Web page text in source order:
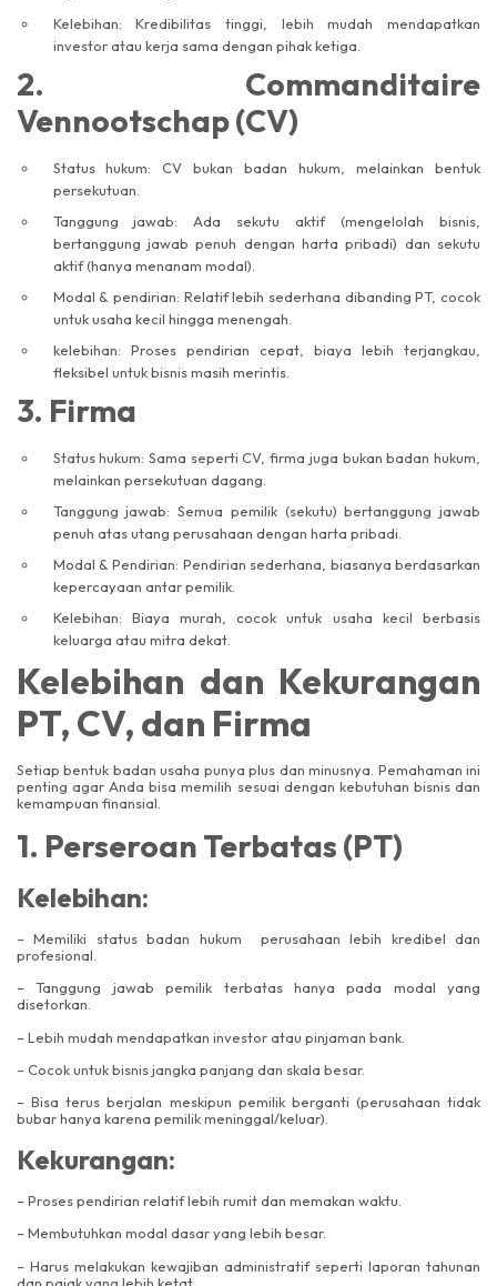
Kelebihan: Kredibilitas tinggi, lebih mudah mendapatkan
investor atau kerja sama dengan pihak ketiga.
2. Commanditaire
Vennootschap (CV)
Status hukum: CV bukan badan hukum, melainkan bentuk
persekutuan.
Tanggung jawab: Ada sekutu aktif (mengelolah bisnis,
bertanggung jawab penuh dengan harta pribadi) dan sekutu
aktif (hanya menanam modal).
Modal & pendirian: Relatif lebih sederhana dibanding PT, cocok
untuk usaha kecil hingga menengah.
kelebihan: Proses pendirian cepat, biaya lebih terjangkau,
fleksibel untuk bisnis masih merintis.
3. Firma
Status hukum: Sama seperti CV, firma juga bukan badan hukum,
melainkan persekutuan dagang.
Tanggung jawab: Semua pemilik (sekutu) bertanggung jawab
penuh atas utang perusahaan dengan harta pribadi.
Modal & Pendirian: Pendirian sederhana, biasanya berdasarkan
kepercayaan antar pemilik.
Kelebihan: Biaya murah, cocok untuk usaha kecil berbasis
keluarga atau mitra dekat.
Kelebihan dan Kekurangan
PT, CV, dan Firma
Setiap bentuk badan usaha punya plus dan minusnya. Pemahaman ini
penting agar Anda bisa memilih sesuai dengan kebutuhan bisnis dan
kemampuan finansial.
1. Perseroan Terbatas (PT)
Kelebihan:
– Memiliki status badan hukum perusahaan lebih kredibel dan
profesional.
– Tanggung jawab pemilik terbatas hanya pada modal yang
disetorkan.
– Lebih mudah mendapatkan investor atau pinjaman bank.
– Cocok untuk bisnis jangka panjang dan skala besar.
– Bisa terus berjalan meskipun pemilik berganti (perusahaan tidak
bubar hanya karena pemilik meninggal/keluar).
Kekurangan:
– Proses pendirian relatif lebih rumit dan memakan waktu.
– Membutuhkan modal dasar yang lebih besar.
– Harus melakukan kewajiban administratif seperti laporan tahunan
dan pajak yang lebih ketat.